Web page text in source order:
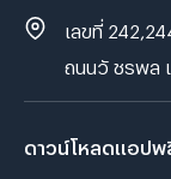
เลขที่
ถนนวั ชรพล
ดาวน์โหลดแอปพ